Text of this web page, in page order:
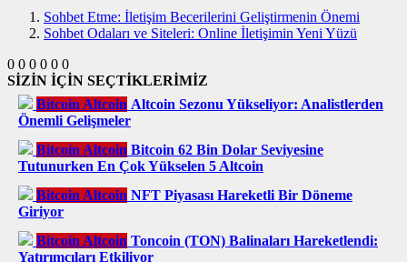
Sohbet Etme: İletişim Becerilerini Geliştirmenin Önemi
Sohbet Odaları ve Siteleri: Online İletişimin Yeni Yüzü
0 0 0 0 0 0
SİZİN İÇİN SEÇTİKLERİMİZ
Bitcoin Altcoin Altcoin Sezonu Yükseliyor: Analistlerden
Önemli Gelişmeler
Bitcoin Altcoin Bitcoin 62 Bin Dolar Seviyesine
Tutunurken En Çok Yükselen 5 Altcoin
Bitcoin Altcoin NFT Piyasası Hareketli Bir Döneme
Giriyor
Bitcoin Altcoin Toncoin (TON) Balinaları Hareketlendi:
Yatırımcıları Etkiliyor